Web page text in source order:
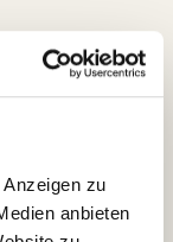
zu
anbieten
Bootsfahrt auf